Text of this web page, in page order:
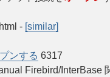
- [similar]
ンする 6317
Firebird/InterBase